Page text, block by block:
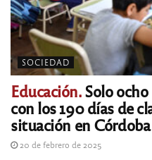
SOCIEDAD
Educación.Solo
con los 190 días de
situación en Córdoba
20 de febrero de 2025